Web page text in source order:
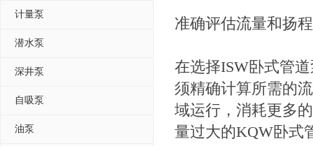
计量泵
潜水泵
深井泵
自吸泵
油泵
准确评估流量和扬
在选择ISW卧式管
须精确计算所需的
域运行，消耗更多
量过大的KQW卧式